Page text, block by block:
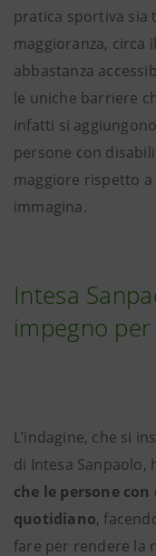
pratica sportiva sia
maggioranza, circa
abbastanza
le uniche barriere
infatti si
persone con
maggiore rispetto
immagina.
Intesa
impegno
L’indagine, che si
di Intesa
che le persone
quotidiano,
fare per rendere la